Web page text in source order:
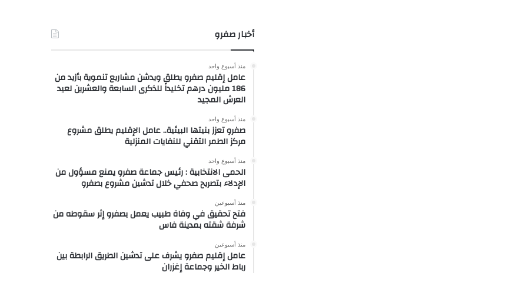
أخبار صفرو
منذ أسبوع واحد
عامل إقليم صفرو يطلق ويدشن مشاريع تنموية بأزيد من
186 مليون درهم تخليداً للذكرى السابعة والعشرين لعيد
العرش المجيد
منذ أسبوع واحد
صفرو تعزز بنيتها البيئية.. عامل الإقليم يطلق مشروع
مركز الطمر التقني للنفايات المنزلية
منذ أسبوع واحد
الحمى الانتخابية : رئيس جماعة صفرو يمنع مسؤول من
الإدلاء بتصريح صحفي خلال تدشين مشروع بصفرو
منذ أسبوعين
فتح تحقيق في وفاة طبيب يعمل بصفرو إثر سقوطه من
شرفة شقته بمدينة فاس
منذ أسبوعين
عامل إقليم صفرو يشرف على تدشين الطريق الرابطة بين
رباط الخير وجماعة إغزران